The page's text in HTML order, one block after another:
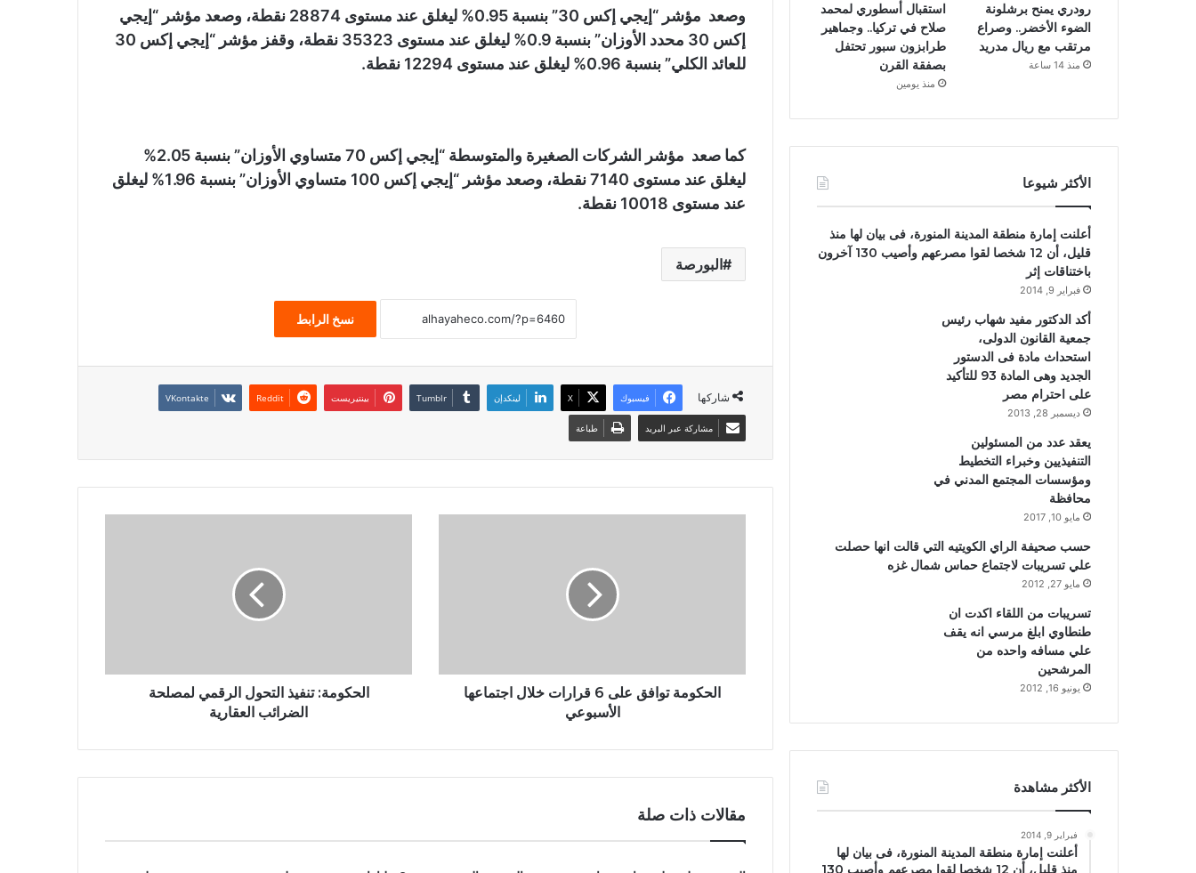
وصعد مؤشر “إيجي إكس 30” بنسبة 0.95% ليغلق عند مستوى 28874 نقطة، وصعد مؤشر “إيجي
إكس 30 محدد الأوزان” بنسبة 0.9% ليغلق عند مستوى 35323 نقطة، وقفز مؤشر “إيجي إكس 30
للعائد الكلي” بنسبة 0.96% ليغلق عند مستوى 12294 نقطة.
كما صعد مؤشر الشركات الصغيرة والمتوسطة “إيجي إكس 70 متساوي الأوزان” بنسبة 2.05%
ليغلق عند مستوى 7140 نقطة، وصعد مؤشر “إيجي إكس 100 متساوي الأوزان” بنسبة 1.96% ليغلق
عند مستوى 10018 نقطة.
البورصة
نسخ الرابط
شاركها فيسبوك X لينكدإن بينتيريست
مشاركة عبر البريد طباعة
الحكومة توافق على 6 قرارات خلال اجتماعها
الأسبوعي
الحكومة: تنفيذ التحول الرقمي لمصلحة
الضرائب العقارية
مقالات ذات صلة
رودري يمنح برشلونة
الضوء الأخضر.. وصراع
مرتقب مع ريال مدريد
منذ 14 ساعة
استقبال أسطوري لمحمد
صلاح في تركيا.. وجماهير
طرابزون سبور تحتفل
بصفقة القرن
منذ يومين
الأكثر شيوعا
أعلنت إمارة منطقة المدينة المنورة، فى بيان لها منذ
قليل، أن 12 شخصا لقوا مصرعهم وأصيب 130 آخرون
باختناقات إثر
فبراير 9, 2014
أكد الدكتور مفيد شهاب رئيس
جمعية القانون الدولى،
استحداث مادة فى الدستور
الجديد وهى المادة 93 للتأكيد
على احترام مصر
ديسمبر 28, 2013
يعقد عدد من المسئولين
التنفيذيين وخبراء التخطيط
ومؤسسات المجتمع المدني في
محافظة
مايو 10, 2017
حسب صحيفة الراي الكويتيه التي قالت انها حصلت
علي تسريبات لاجتماع حماس شمال غزه
مايو 27, 2012
تسريبات من اللقاء اكدت ان
طنطاوي ابلغ مرسي انه يقف
علي مسافه واحده من
المرشحين
يونيو 16, 2012
الأكثر مشاهدة
فبراير 9, 2014
أعلنت إمارة منطقة المدينة المنورة، فى بيان لها
منذ قليل، أن 12 شخصا لقوا مصرعهم وأصيب 130